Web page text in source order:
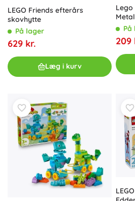
LEGO Friends efterårs
skovhytte
På lager
629 kr.
Læg i kurv
Lego
På
209